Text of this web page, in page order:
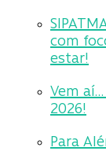
com
estar!
Vem
2026!
Para